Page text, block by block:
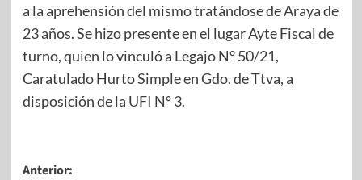
a la aprehensión del mismo tratándose de Araya de
23 años. Se hizo presente en el lugar Ayte Fiscal de
turno, quien lo vinculó a Legajo N° 50/21,
Caratulado Hurto Simple en Gdo. de Ttva, a
disposición de la UFI N° 3.
Anterior: